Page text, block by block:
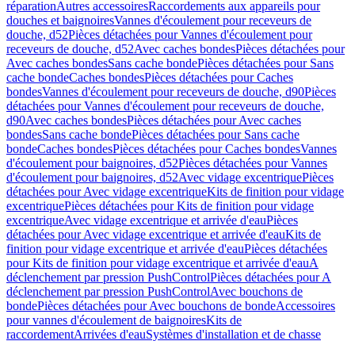
réparationAutres accessoiresRaccordements aux appareils pour
douches et baignoiresVannes d'écoulement pour receveurs de
douche, d52Pièces détachées pour Vannes d'écoulement pour
receveurs de douche, d52Avec caches bondesPièces détachées pour
Avec caches bondesSans cache bondePièces détachées pour Sans
cache bondeCaches bondesPièces détachées pour Caches
bondesVannes d'écoulement pour receveurs de douche, d90Pièces
détachées pour Vannes d'écoulement pour receveurs de douche,
d90Avec caches bondesPièces détachées pour Avec caches
bondesSans cache bondePièces détachées pour Sans cache
bondeCaches bondesPièces détachées pour Caches bondesVannes
d'écoulement pour baignoires, d52Pièces détachées pour Vannes
d'écoulement pour baignoires, d52Avec vidage excentriquePièces
détachées pour Avec vidage excentriqueKits de finition pour vidage
excentriquePièces détachées pour Kits de finition pour vidage
excentriqueAvec vidage excentrique et arrivée d'eauPièces
détachées pour Avec vidage excentrique et arrivée d'eauKits de
finition pour vidage excentrique et arrivée d'eauPièces détachées
pour Kits de finition pour vidage excentrique et arrivée d'eauA
déclenchement par pression PushControlPièces détachées pour A
déclenchement par pression PushControlAvec bouchons de
bondePièces détachées pour Avec bouchons de bondeAccessoires
pour vannes d'écoulement de baignoiresKits de
raccordementArrivées d'eauSystèmes d'installation et de chasse